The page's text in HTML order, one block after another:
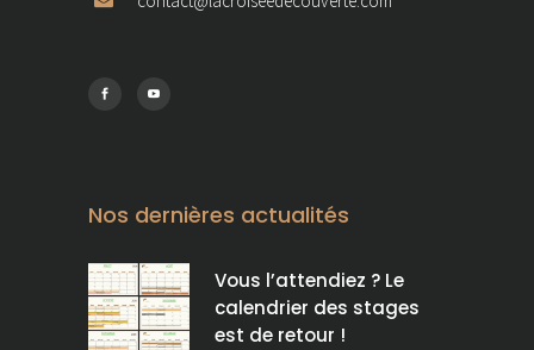
Nos dernières actualités
Vous l’attendiez ? Le
calendrier des stages
est de retour !